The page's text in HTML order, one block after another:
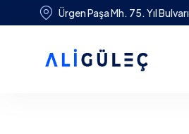
Ürgen Paşa Mh. 75. Yıl Bulvarı